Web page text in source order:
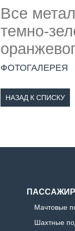
Все
темно-
ФОТОГАЛЕРЕЯ
НАЗАД К СПИСКУ
Мачтовые
Шахтные